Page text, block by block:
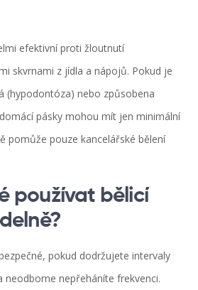
efektivní proti žloutnutí
skvrnami z jídla a nápojů. Pokud je
(hypodontóza) nebo způsobena
pásky mohou mít jen minimální
pomůže pouze kancelářské bělení
používat bělicí
pokud dodržujete intervaly
neodborne nepřeháníte frekvenci.